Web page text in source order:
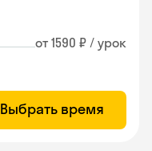
от 1590 ₽ / урок
Выбрать время